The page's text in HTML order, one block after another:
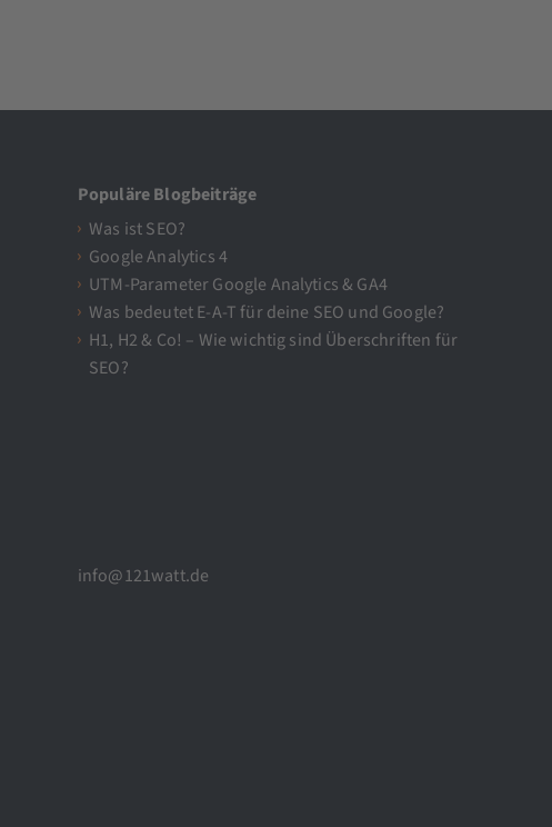
Populäre Blogbeiträge
Was ist SEO?
Google Analytics 4
UTM-Parameter Google Analytics & GA4
Was bedeutet E-A-T für deine SEO und Google?
H1, H2 & Co! – Wie wichtig sind Überschriften für
SEO?
info@121watt.de